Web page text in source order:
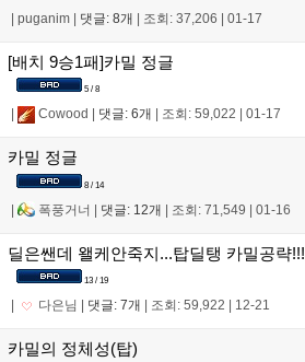
| puganim | 댓글: 8개 | 조회: 37,206 | 01-17
[배치 9승1패]카밀 정글
5 / 8
Cowood 댓글: 6개 조회: 59,022 01-17
카밀 정글
8 / 14
| 폭풍거너 | 댓글: 12개 | 조회: 71,549 | 01-16
딜은쌘데 왤케안죽지...탑딜탱 카밀공략!!!
13 / 19
다은님 댓글: 7개 조회: 59,922 12-21
카밀의 정체성(탑)